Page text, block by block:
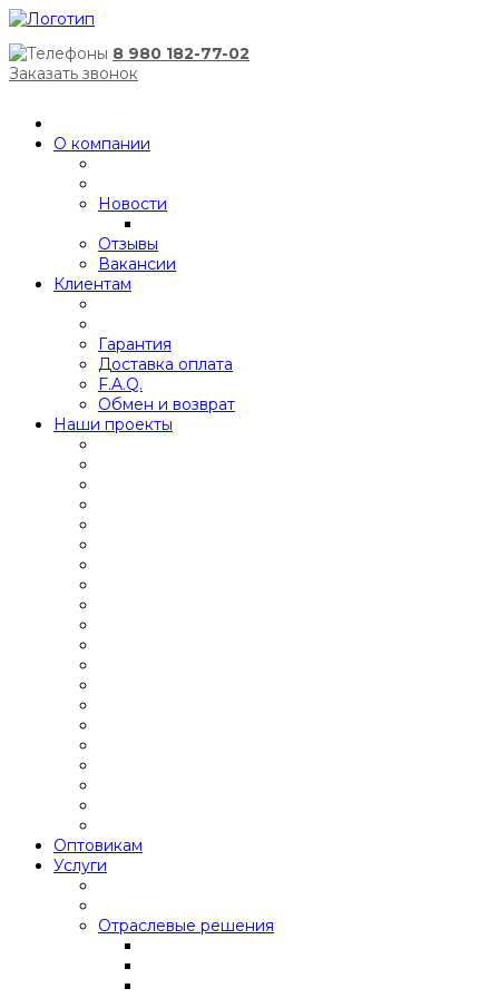
8 980 182-77-02
Заказать звонок
О компании
Новости
Отзывы
Вакансии
Клиентам
Гарантия
Доставка оплата
F.A.Q.
Обмен и возврат
Наши проекты
Оптовикам
Услуги
Отраслевые решения